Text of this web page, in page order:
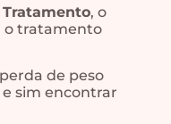
, o
o tratamento
de peso
e sim encontrar